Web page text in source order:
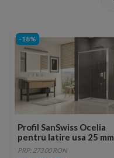
-18%
Profil SanSwiss Ocelia
pentru latire usa 25 mm
PRP: 273.00 RON